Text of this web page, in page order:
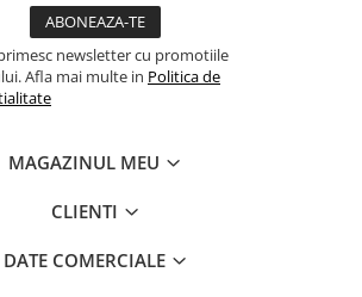
newsletter cu promotiile
Afla mai multe in Politica de
MAGAZINUL MEU
CLIENTI
DATE COMERCIALE